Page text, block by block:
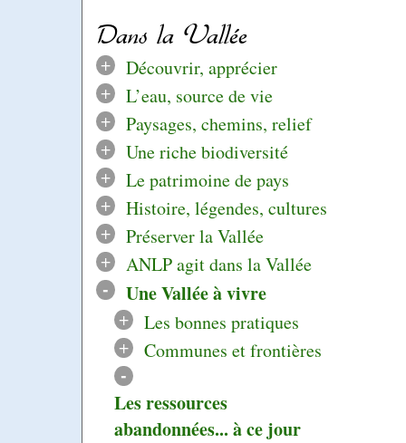
Dans la Vallée
+
Découvrir, apprécier
+
L’eau, source de vie
+
Paysages, chemins, relief
+
Une riche biodiversité
+
Le patrimoine de pays
+
Histoire, légendes, cultures
+
Préserver la Vallée
+
ANLP agit dans la Vallée
- Une Vallée à vivre
+
Les bonnes pratiques
+
Communes et frontières
-
Les ressources
abandonnées... à ce jour